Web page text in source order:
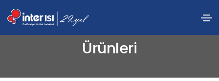
INSERT STAR Markasının
Ürünleri